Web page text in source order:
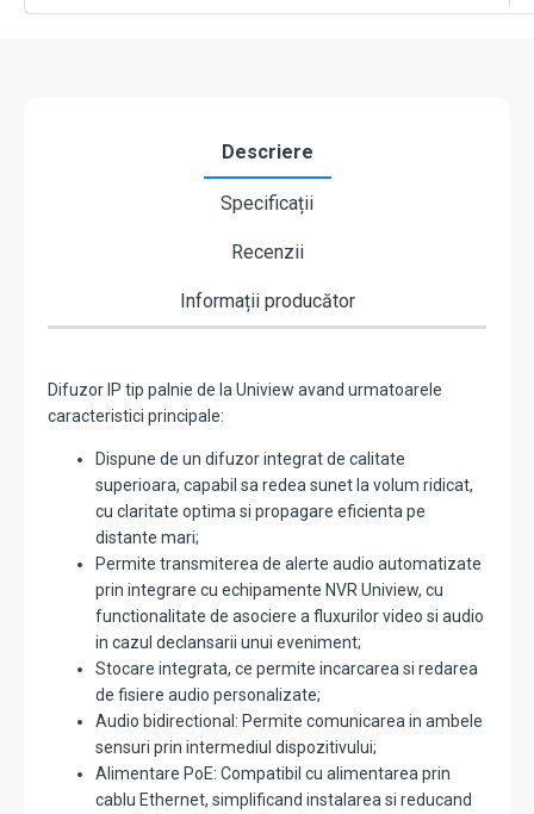
Descriere
Specificații
Recenzii
Informații producător
Difuzor IP tip palnie de la Uniview avand urmatoarele
caracteristici principale:
Dispune de un difuzor integrat de calitate
superioara, capabil sa redea sunet la volum ridicat,
cu claritate optima si propagare eficienta pe
distante mari;
Permite transmiterea de alerte audio automatizate
prin integrare cu echipamente NVR Uniview, cu
functionalitate de asociere a fluxurilor video si audio
in cazul declansarii unui eveniment;
Stocare integrata, ce permite incarcarea si redarea
de fisiere audio personalizate;
Audio bidirectional: Permite comunicarea in ambele
sensuri prin intermediul dispozitivului;
Alimentare PoE: Compatibil cu alimentarea prin
cablu Ethernet, simplificand instalarea si reducand